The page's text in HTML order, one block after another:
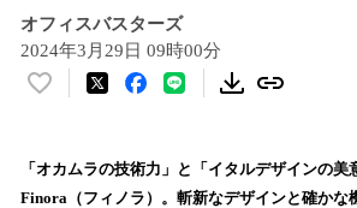
オフィスバスターズ
2024年3月29日 09時00分
い
！
数
「オカムラの技術力」と「イタルデザインの美
Finora（フィノラ）。斬新なデザインと確かな